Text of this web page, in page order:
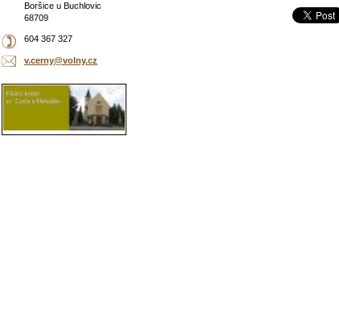
Boršice u Buchlovic
68709
604 367 327
v.cerny@volny.cz